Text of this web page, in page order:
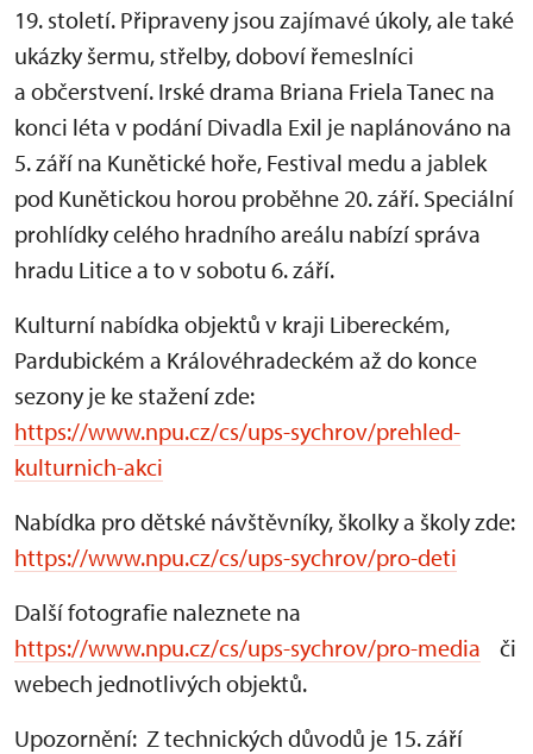
19. století. Připraveny jsou zajímavé úkoly, ale také
ukázky šermu, střelby, doboví řemeslníci
a občerstvení. Irské drama Briana Friela Tanec na
konci léta v podání Divadla Exil je naplánováno na
5. září na Kunětické hoře, Festival medu a jablek
pod Kunětickou horou proběhne 20. září. Speciální
prohlídky celého hradního areálu nabízí správa
hradu Litice a to v sobotu 6. září.
Kulturní nabídka objektů v kraji Libereckém,
Pardubickém a Královéhradeckém až do konce
sezony je ke stažení zde:
https://www.npu.cz/cs/ups-sychrov/prehled-
kulturnich-akci
Nabídka pro dětské návštěvníky, školky a školy zde:
https://www.npu.cz/cs/ups-sychrov/pro-deti
Další fotografie naleznete na
https://www.npu.cz/cs/ups-sychrov/pro-media či
webech jednotlivých objektů.
Upozornění: Z technických důvodů je 15. září